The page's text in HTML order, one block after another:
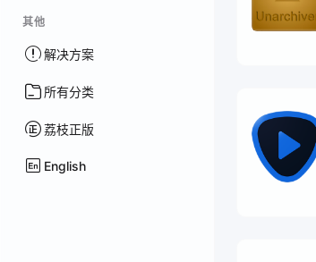
其他
解决方案
所有分类
荔枝正版
English